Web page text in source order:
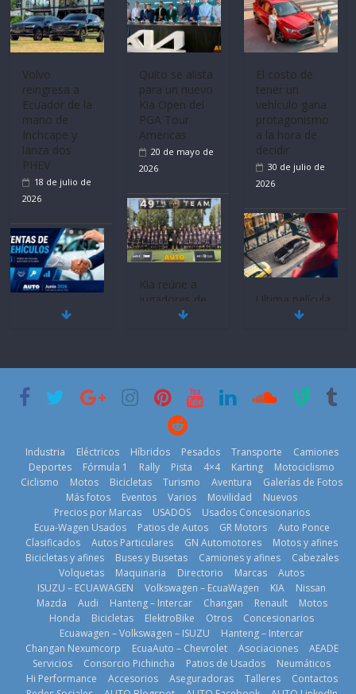
Volvo
reingresa a
Ecuador de la
mano de
Inchcape y
lanza dos
PHEV
18 de julio de
2026
Mercado
automotor
nacional cierra
su mejor 1er
semestre en la
BMW, Toyota,
Bosch y
prueban flota
que usa
gasolina 100%
renovable
25 de julio de
2026
recibe 12
Sinotruk
Bolden para
cubrir las rutas
de La Vuelta
31 de julio de
2026
Quito se alista
para un nuevo
Kia Open del
Kia reúne a
jugadores de
fútbol de todo
el mundo en
‘Kia OMBC
Cup’
6 de mayo de
2026
El costo de
tener un
vehículo gana
protagonismo
a la hora de
decidir
30 de julio de
2026
Ultima película
‘Spider‑Man:
Brand New
Day’ pone en
escena a
¿Qué puede
pasar con tu
vehículo si
permanece
varios días sin
usar?
3 de agosto de
2026
La FEDAK
Industria Eléctricos Híbridos Pesados Transporte
Camiones
Deportes
Fórmula 1 Rally Pista 4×4 Karting
Motociclismo
Ciclismo
Motos Bicicletas Turismo Aventura
Galerías de Fotos
Más fotos
Eventos Varios Movilidad
Nuevos
Precios por Marcas
USADOS
Usados Concesionarios
Ecua-Wagen Usados
Patios de Autos GR Motors
Auto Ponce
Clasificados
Autos Particulares GN Automotores
Motos y afines
Bicicletas y afines
Buses y Busetas Camiones y afines
Cabezales
Volquetas
Maquinaria Directorio Marcas
Autos
ISUZU – ECUAWAGEN
Volkswagen – EcuaWagen KIA
Nissan
Mazda
Audi Hanteng – Intercar Changan Renault
Motos
Honda
Bicicletas ElektroBike Otros
Concesionarios
Ecuawagen – Volkswagen – ISUZU
Hanteng – Intercar
Changan Nexumcorp
EcuaAuto – Chevrolet Asociaciones
AEADE
Servicios
Consorcio Pichincha Patios de Usados
Neumáticos
Hi Performance
Accesorios Aseguradoras Talleres
Contactos